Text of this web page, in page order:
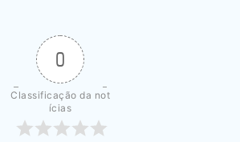
0
Classificação da not
ícias